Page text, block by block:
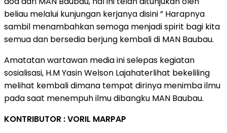
beliau melalui kunjungan kerjanya disini ” Harapnya
sambil menambahkan semoga menjadi spirit bagi kita
semua dan bersedia berjung kembali di MAN Baubau.
Amatatan wartawan media ini selepas kegiatan
sosialisasi, H.M Yasin Welson Lajahaterlihat bekeliling
melihat kembali dimana tempat dirinya menimba ilmu
pada saat menempuh ilmu dibangku MAN Baubau.
KONTRIBUTOR : VORIL MARPAP